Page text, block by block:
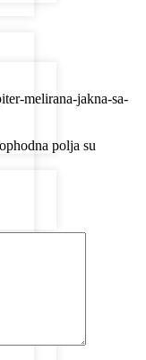
melirana-jakna-sa-
polja su